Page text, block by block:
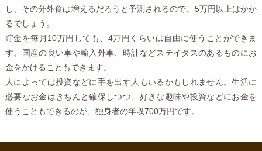
し、その分外食は増えるだろうと予測されるので、5万円以上はかか
るでしょう。
貯金を毎月10万円しても、4万円くらいは自由に使うことができま
す。国産の良い車や輸入外車、時計などステイタスのあるものにお
金をかけることもできます。
人によっては投資などに手を出す人もいるかもしれません。生活に
必要なお金はきちんと確保しつつ、好きな趣味や投資などにお金を
使うこともできるのが、独身者の年収700万円です。